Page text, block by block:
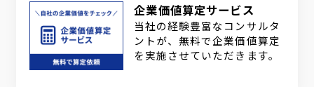
企業価値算定サービス
当社の経験豊富なコンサルタ
ントが、無料で企業価値算定
を実施させていただきます。